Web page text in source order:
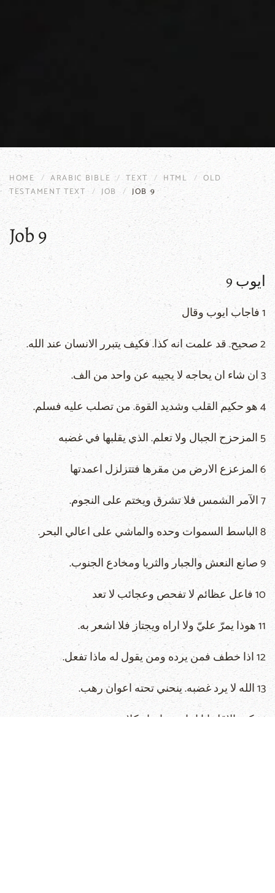
HOME ARABIC BIBLE TEXT HTML
OLD
TESTAMENT TEXT
JOB JOB 9
Job 9
ايوب 9
1 فاجاب ايوب وقال
2 صحيح. قد علمت انه كذا. فكيف يتبرر الانسان عند الله.
3 ان شاء ان يحاجه لا يجيبه عن واحد من الف.
4 هو حكيم القلب وشديد القوة. من تصلب عليه فسلم.
5 المزحزح الجبال ولا تعلم. الذي يقلبها في غضبه
6 المزعزع الارض من مقرها فتتزلزل اعمدتها
7 الآمر الشمس فلا تشرق ويختم على النجوم.
8 الباسط السموات وحده والماشي على اعالي البحر.
9 صانع النعش والجبار والثريا ومخادع الجنوب.
10 فاعل عظائم لا تفحص وعجائب لا تعد
11 هوذا يمرّ عليّ ولا اراه ويجتاز فلا اشعر به.
12 اذا خطف فمن يرده ومن يقول له ماذا تفعل.
13 الله لا يرد غضبه. ينحني تحته اعوان رهب.
14 كم بالاقل انا اجاوبه واختار كلامي معه.